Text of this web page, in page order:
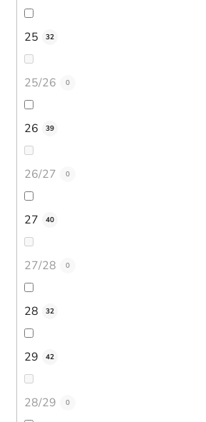
25 32
25/26 0
26 39
26/27 0
27 40
27/28 0
28 32
29 42
28/29 0